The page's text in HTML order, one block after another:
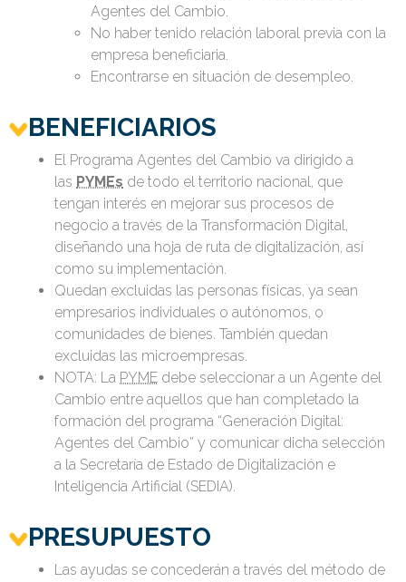
Agentes del Cambio.
No haber tenido relación laboral previa con la
empresa beneficiaria.
Encontrarse en situación de desempleo.
BENEFICIARIOS
El Programa Agentes del Cambio va dirigido a
las PYMEs de todo el territorio nacional, que
tengan interés en mejorar sus procesos de
negocio a través de la Transformación Digital,
diseñando una hoja de ruta de digitalización, así
como su implementación.
Quedan excluidas las personas físicas, ya sean
empresarios individuales o autónomos, o
comunidades de bienes. También quedan
excluidas las microempresas.
NOTA: La PYME debe seleccionar a un Agente del
Cambio entre aquellos que han completado la
formación del programa “Generación Digital:
Agentes del Cambio” y comunicar dicha selección
a la Secretaría de Estado de Digitalización e
Inteligencia Artificial (SEDIA).
PRESUPUESTO
Las ayudas se concederán a través del método de